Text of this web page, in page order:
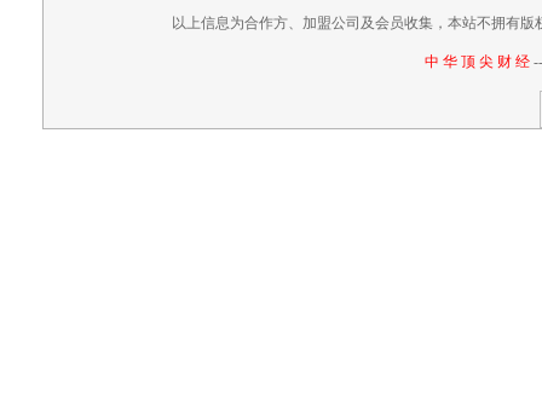
以上信息为合作方、加盟公司及会员收集，本站不拥有
中 华 顶 尖 财 经